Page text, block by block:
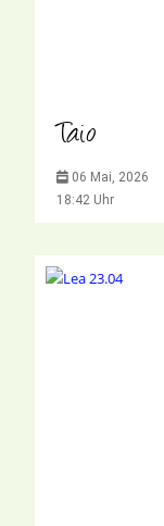
Taio
06 Mai, 2026
18:42 Uhr